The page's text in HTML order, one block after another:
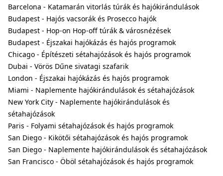
Barcelona - Katamarán vitorlás túrák és hajókirándulások
Budapest - Hajós vacsorák és Prosecco hajók
Budapest - Hop-on Hop-off túrák & városnézések
Budapest - Éjszakai hajókázás és hajós programok
Chicago - Építészeti sétahajózások és hajós programok
Dubai - Vörös Dűne sivatagi szafarik
London - Éjszakai hajókázás és hajós programok
Miami - Naplemente hajókirándulások és sétahajózások
New York City - Naplemente hajókirándulások és
sétahajózások
Paris - Folyami sétahajózások és hajós programok
San Diego - Kikötői sétahajózások és hajós programok
San Diego - Naplemente hajókirándulások és sétahajózások
San Francisco - Öböl sétahajózások és hajós programok